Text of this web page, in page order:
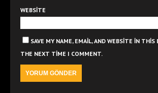
WEBSITE
SAVE MY NAME, EMAIL, AND WEBSITE IN THIS
THE NEXT TIME I COMMENT.